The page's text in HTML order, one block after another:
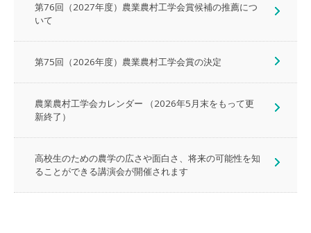
第76回（2027年度）農業農村工学会賞候補の推薦につ
いて
第75回（2026年度）農業農村工学会賞の決定
農業農村工学会カレンダー （2026年5月末をもって更
新終了）
高校生のための農学の広さや面白さ、将来の可能性を知
ることができる講演会が開催されます